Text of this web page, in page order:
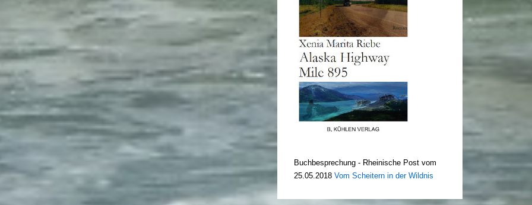
Buchbesprechung - Rheinische Post vom
25.05.2018 Vom Scheitern in der Wildnis